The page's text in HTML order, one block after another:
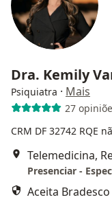
Dra. Kemily
Psiquiatra · Mais
27
CRM DF 32742 RQE
Telemedicina,
Presenciar -
Aceita